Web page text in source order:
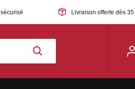
Livraison offerte dès